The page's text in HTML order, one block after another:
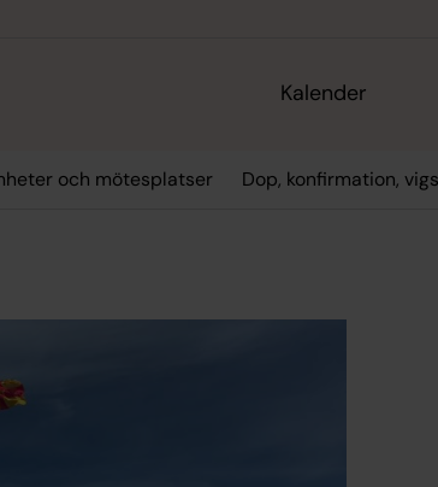
Kalender
och mötesplatser Dop, konfirmation,